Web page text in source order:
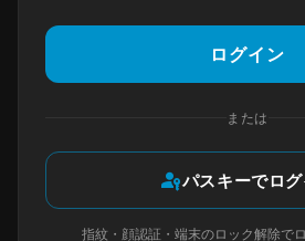
ログイン
または
passkeyパスキーでロ
指紋・顔認証・端末のロック解除で